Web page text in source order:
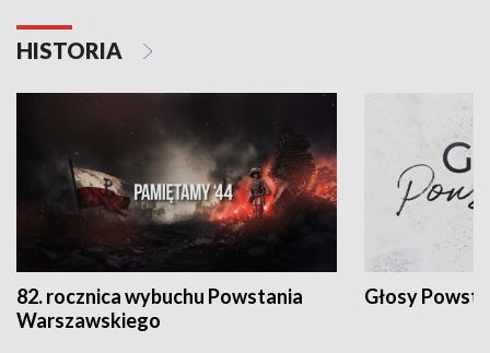
HISTORIA
82. rocznica wybuchu Powstania
Warszawskiego
Głosy